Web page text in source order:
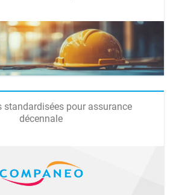
standardisées pour assurance
décennale